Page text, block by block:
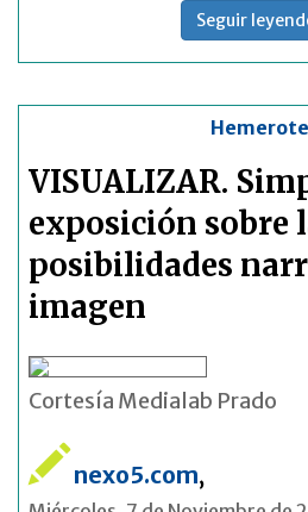
Seguir
VISUALIZAR.
exposición sobre
posibilidades
imagen
Cortesía Medialab Prado
nexo5.com,